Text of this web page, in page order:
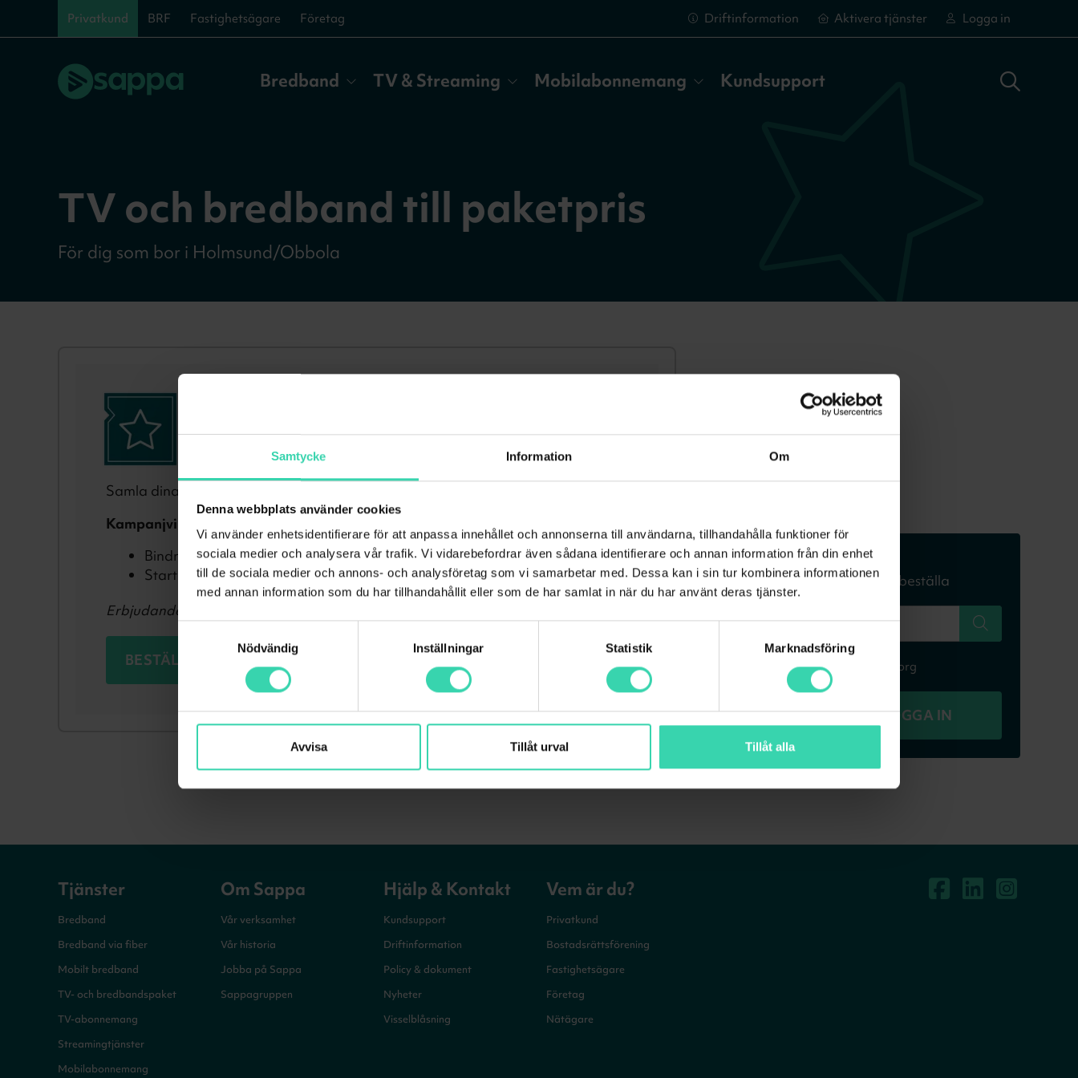
Samtycke Information Om
Denna webbplats använder cookies
Vi använder enhetsidentifierare för att anpassa innehållet och annonserna till användarna, tillhandahålla funktioner för
sociala medier och analysera vår trafik. Vi vidarebefordrar även sådana identifierare och annan information från din enhet
till de sociala medier och annons- och analysföretag som vi samarbetar med. Dessa kan i sin tur kombinera informationen
med annan information som du har tillhandahållit eller som de har samlat in när du har använt deras tjänster.
Nödvändig
Inställningar Statistik Marknadsföring
Avvisa Tillåt urval Tillåt alla
Privatkund BRF Fastighetsägare Företag Driftinformation Aktivera tjänster Logga in
Aktivera tjänster
Bredband TV & Streaming Mobilabonnemang Kundsupport
TV och bredband till paketpris
För dig som bor i Holmsund/Obbola
För dig som bor i Holmsund/Obbola
Samla dina tjänster till ett riktigt kanonpris!
Kampanjvillkor
Bindningstid: 0 månader
Startavgift: 0 kr
Erbjudandet gäller endast nykund.
BESTÄLL NU
Skriv in din adress
för att se om du kan beställa
T.ex Falkenbergsgatan 3, Göteborg
REDAN KUND? LOGGA IN
Tjänster
Bredband
Bredband via fiber
Mobilt bredband
TV- och bredbandspaket
TV-abonnemang
Streamingtjänster
Mobilabonnemang
Om Sappa
Vår verksamhet
Vår historia
Jobba på Sappa
Sappagruppen
Hjälp & Kontakt
Kundsupport
Driftinformation
Policy & dokument
Nyheter
Visselblåsning
Vem är du?
Privatkund
Bostadsrättsförening
Fastighetsägare
Företag
Nätägare